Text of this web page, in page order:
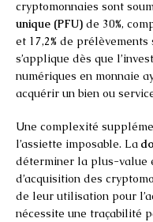
cryptomonnaies sont
unique (PFU) de 30%,
et 17,2% de
s’applique dès que
numériques en monnaie
acquérir un bien ou
Une complexité
l’assiette imposable. La
déterminer la plus-value
d’acquisition des
de leur utilisation pour
nécessite une traçabilité